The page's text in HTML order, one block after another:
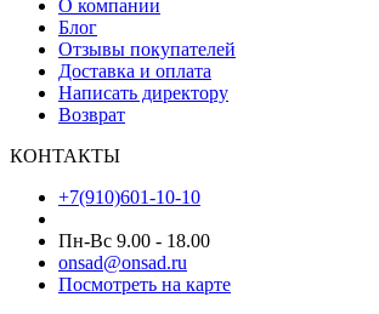
О компании
Блог
Отзывы покупателей
Доставка и оплата
Написать директору
Возврат
КОНТАКТЫ
+7(910)601-10-10
Пн-Вс 9.00 - 18.00
onsad@onsad.ru
Посмотреть на карте